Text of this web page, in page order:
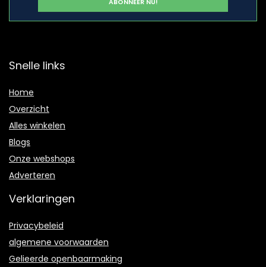
Snelle links
Home
Overzicht
Alles winkelen
Blogs
Onze webshops
Adverteren
Verklaringen
Privacybeleid
algemene voorwaarden
Gelieerde openbaarmaking